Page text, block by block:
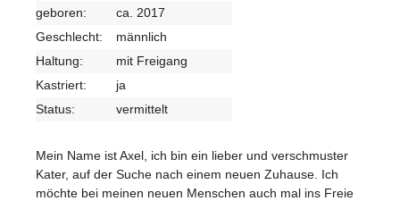
geboren:
ca. 2017
Geschlecht:
männlich
Haltung:
mit Freigang
Kastriert:
ja
Status:
vermittelt
Mein Name ist Axel, ich bin ein lieber und verschmuster
Kater, auf der Suche nach einem neuen Zuhause. Ich
möchte bei meinen neuen Menschen auch mal ins Freie